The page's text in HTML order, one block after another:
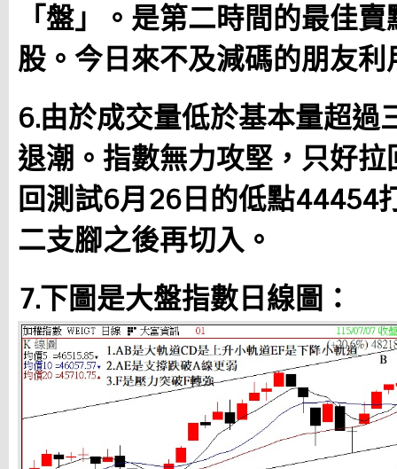
「盤」。是第二時間的最佳
股。今日來不及減碼的朋友
6.由於成交量低於基本量超過
退潮。指數無力攻堅，只好
回測試6月26日的低點44454
二支腳之後再切入。
7.下圖是大盤指數日線圖：